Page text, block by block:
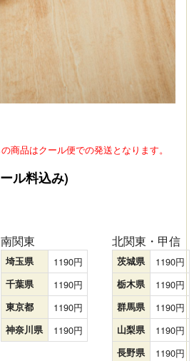
商品はクール便での発送となります。
ル料込み)
南関東
埼玉県 1190
千葉県 1190
東京都 1190
神奈川県 1190
北関東・甲信
茨城県 1190
栃木県 1190
群馬県 1190
山梨県 1190
長野県 1190